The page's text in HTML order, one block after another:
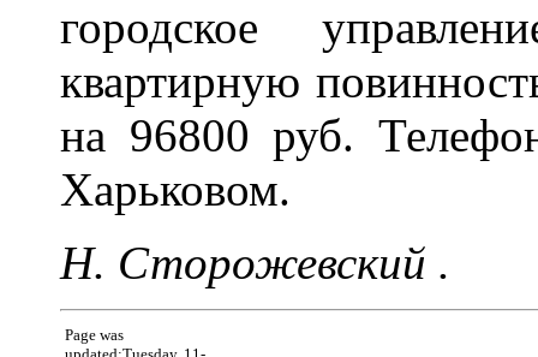
городское
квартирную
на 96800 руб.
Харьковом.
Н. Сторожевский .
Page was